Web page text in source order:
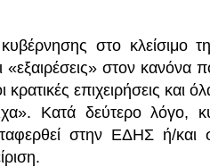
στο κλείσιμο
στον κανόνα
επιχειρήσεις και
Κατά δεύτερο λόγο,
στην ΕΔΗΣ ή/και